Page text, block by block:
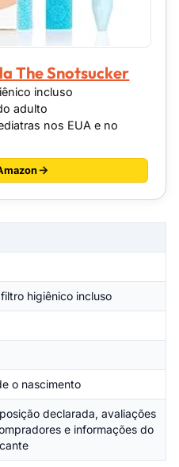
The Snotsucker
incluso
adulto
nos EUA e no
higiênico incluso
o nascimento
declarada, avaliações
e informações do